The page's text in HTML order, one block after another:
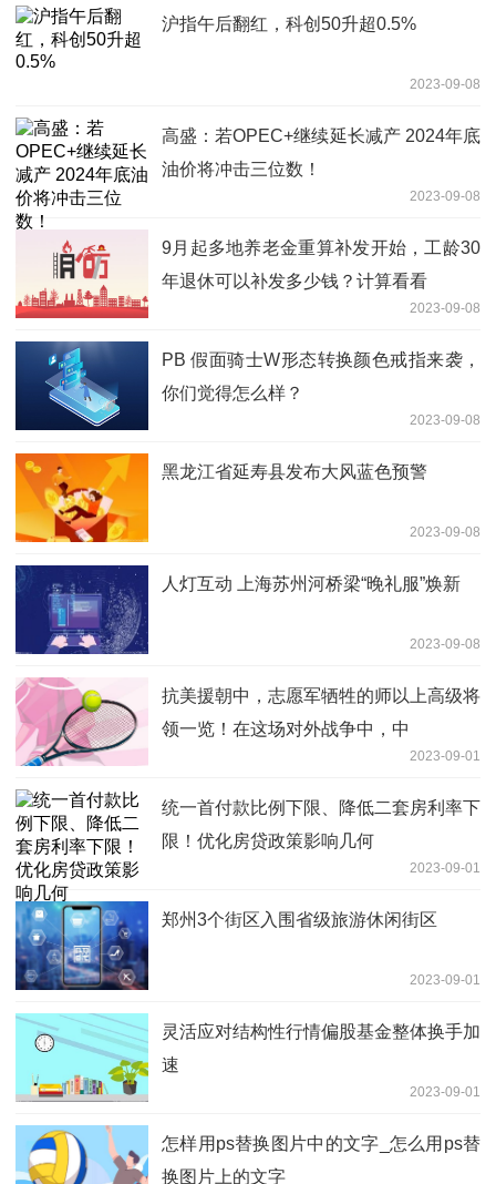
债权投资等
沪指午后翻红，科创50升超0.5%
2023-09-08
高盛：若OPEC+继续延长减产 2024年底
油价将冲击三位数！
2023-09-08
9月起多地养老金重算补发开始，工龄30
年退休可以补发多少钱？计算看看
2023-09-08
PB 假面骑士W形态转换颜色戒指来袭，
你们觉得怎么样？
2023-09-08
黑龙江省延寿县发布大风蓝色预警
2023-09-08
人灯互动 上海苏州河桥梁“晚礼服”焕新
2023-09-08
抗美援朝中，志愿军牺牲的师以上高级将
领一览！在这场对外战争中，中
2023-09-01
统一首付款比例下限、降低二套房利率下
限！优化房贷政策影响几何
2023-09-01
郑州3个街区入围省级旅游休闲街区
2023-09-01
灵活应对结构性行情偏股基金整体换手加
速
2023-09-01
怎样用ps替换图片中的文字_怎么用ps替
换图片上的文字